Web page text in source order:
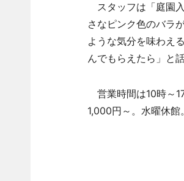
スタッフは「庭園
さなピンク色のバラ
ような気分を味わえ
んでもらえたら」と話
営業時間は10時～
1,000円～。水曜休館。